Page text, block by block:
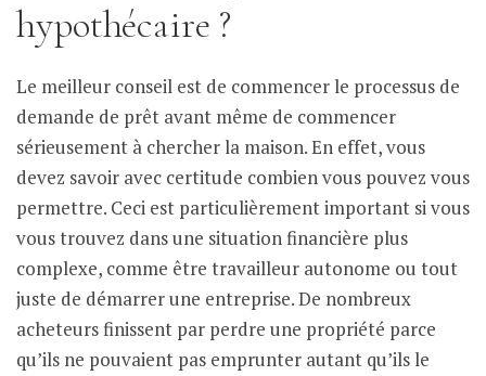
hypothécaire ?
Le meilleur conseil est de commencer le processus de
demande de prêt avant même de commencer
sérieusement à chercher la maison. En effet, vous
devez savoir avec certitude combien vous pouvez vous
permettre. Ceci est particulièrement important si vous
vous trouvez dans une situation financière plus
complexe, comme être travailleur autonome ou tout
juste de démarrer une entreprise. De nombreux
acheteurs finissent par perdre une propriété parce
qu’ils ne pouvaient pas emprunter autant qu’ils le